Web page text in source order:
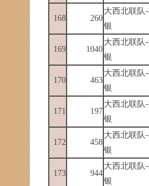
168 260
大西北联队
银
169 1040
大西北联队
银
170 463
大西北联队
银
171 197
大西北联队
银
172 458
大西北联队
银
173 944
大西北联队
银